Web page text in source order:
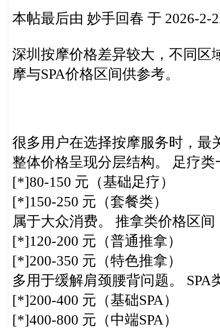
本帖最后由 妙手回春 于 2026-2-
深圳按摩价格差异较大，不同区
摩与SPA价格区间供参考。
很多用户在选择按摩服务时，最
整体价格呈现分层结构。 足疗类
[*]80-150 元（基础足疗）
[*]150-250 元（套餐类）
属于大众消费。 推拿类价格区间
[*]120-200 元（普通推拿）
[*]200-350 元（特色推拿）
多用于缓解肩颈腰背问题。 SPA
[*]200-400 元（基础SPA）
[*]400-800 元（中端SPA）